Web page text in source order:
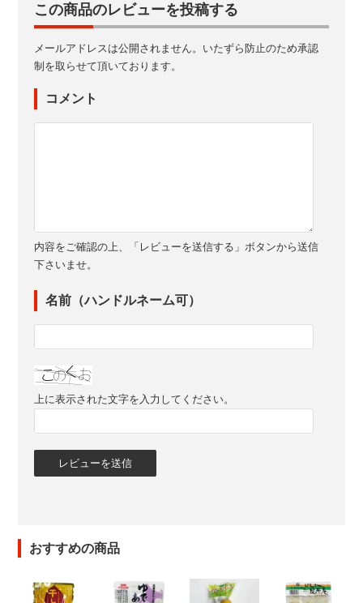
この商品のレビューを投稿する
メールアドレスは公開されません。いたずら防止のため承認
制を取らせて頂いております。
コメント
内容をご確認の上、「レビューを送信する」ボタンから送信
下さいませ。
名前（ハンドルネーム可）
上に表示された文字を入力してください。
おすすめの商品